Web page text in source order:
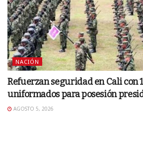
NACIÓN
Refuerzan seguridad en Cali con
uniformados para posesión
AGOSTO 5, 2026